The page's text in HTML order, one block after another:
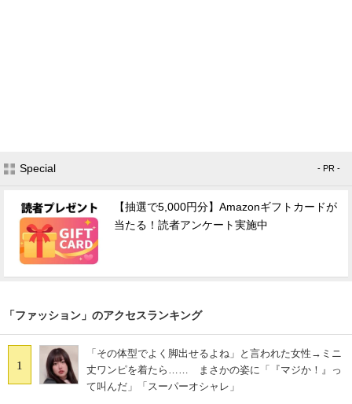
Special - PR -
【抽選で5,000円分】Amazonギフトカードが
当たる！読者アンケート実施中
「ファッション」のアクセスランキング
1
「その体型でよく脚出せるよね」と言われた女性→ミニ
丈ワンピを着たら…… まさかの姿に「『マジか！』っ
て叫んだ」「スーパーオシャレ」